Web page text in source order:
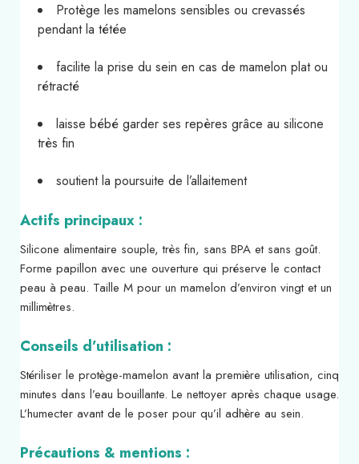
Protège les mamelons sensibles ou crevassés
pendant la tétée
facilite la prise du sein en cas de mamelon plat ou
rétracté
laisse bébé garder ses repères grâce au silicone
très fin
soutient la poursuite de l’allaitement
Actifs principaux :
Silicone alimentaire souple, très fin, sans BPA et sans goût.
Forme papillon avec une ouverture qui préserve le contact
peau à peau. Taille M pour un mamelon d’environ vingt et un
millimètres.
Conseils d’utilisation :
Stériliser le protège-mamelon avant la première utilisation, cinq
minutes dans l’eau bouillante. Le nettoyer après chaque usage.
L’humecter avant de le poser pour qu’il adhère au sein.
Précautions & mentions :